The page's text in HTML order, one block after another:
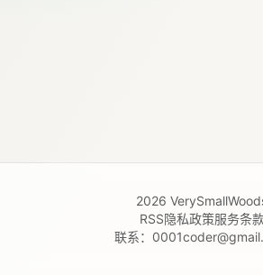
2026
RSS隐私政策服务条
联系：